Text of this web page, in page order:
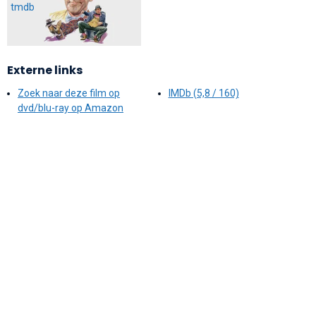
Externe links
Zoek naar deze film op
dvd/blu-ray op Amazon
IMDb (5,8 / 160)